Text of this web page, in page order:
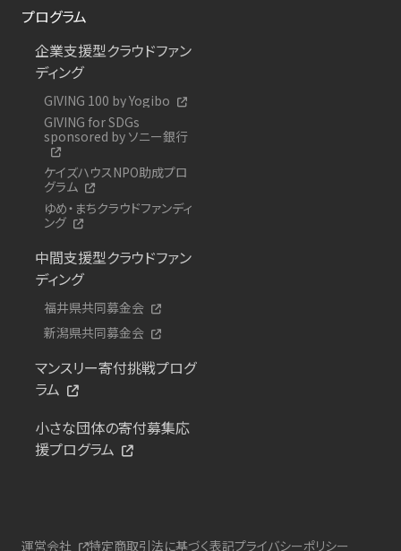
プログラム
企業支援型クラウドファン
ディング
GIVING 100 by Yogibo
GIVING for SDGs
sponsored by ソニー銀行
ケイズハウスNPO助成プロ
グラム
ゆめ・まちクラウドファンディ
ング
中間支援型クラウドファン
ディング
福井県共同募金会
新潟県共同募金会
マンスリー寄付挑戦プログ
ラム
小さな団体の寄付募集応
援プログラム
運営会社 特定商取引法に基づく表記プライバシーポリシー